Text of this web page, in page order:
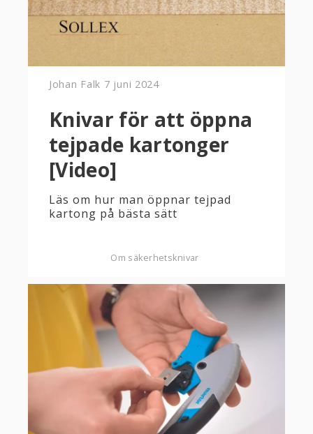
Johan Falk 7 juni 2024
Knivar för att öppna
tejpade kartonger
[Video]
Läs om hur man öppnar tejpad
kartong på bästa sätt
Om säkerhetsknivar